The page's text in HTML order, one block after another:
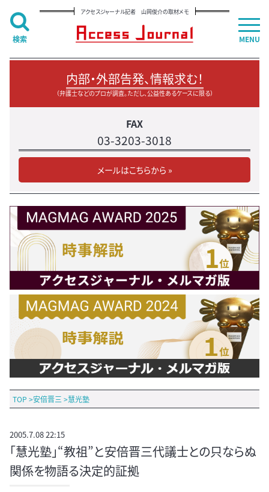
アクセスジャーナル記者 山岡俊介の取材メモ
内部・外部告発、情報求む！
（弁護士などのプロが調査。ただし、公益性あるケースに限る）
FAX
03-3203-3018
メールはこちらから »
TOP >安倍晋三 >慧光塾
2005.7.08 22:15
「慧光塾」“教祖”と安倍晋三代議士との只ならぬ
関係を物語る決定的証拠
MENU
検索